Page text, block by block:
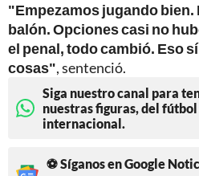
"Empezamos jugando bien.
balón. Opciones casi no
el penal, todo cambió. Eso
cosas", sentenció.
Siga nuestro canal para
nuestras figuras, del
internacional.
⚽ Síganos en Google